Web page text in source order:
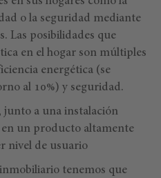
o la seguridad mediante
Las posibilidades que
en el hogar son múltiples
energética (se
al 10%) y seguridad.
junto a una instalación
un producto altamente
nivel de usuario
tenemos que